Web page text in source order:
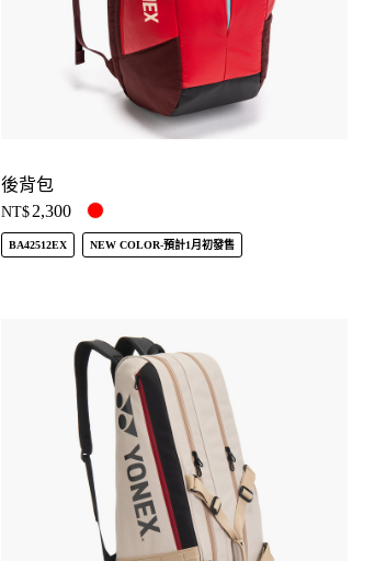
後背包
NT$ 2,300
BA42512EX NEW COLOR-預計1月初發售